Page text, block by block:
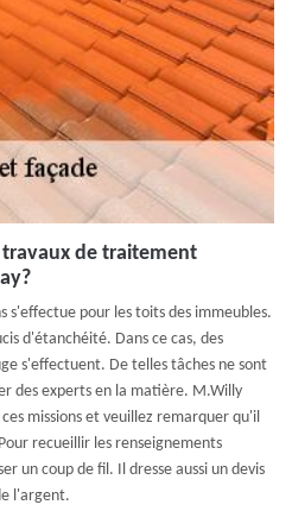
de traitement
pour les toits des immeubles.
d'étanchéité. Dans ce cas, des
s'effectuent. De telles tâches ne sont
des experts en la matière. M.Willy
missions et veuillez remarquer qu'il
recueillir les renseignements
un coup de fil. Il dresse aussi un devis
l'argent.